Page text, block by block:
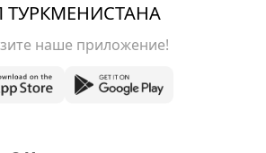
ТУРКМЕНИСТАНА
наше приложение!